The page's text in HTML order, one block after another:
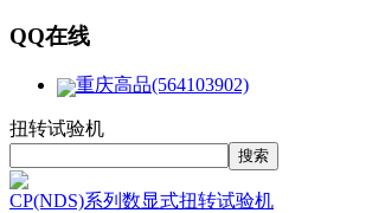
QQ在线
重庆高品(564103902)
扭转试验机
CP(NDS)系列数显式扭转试验机